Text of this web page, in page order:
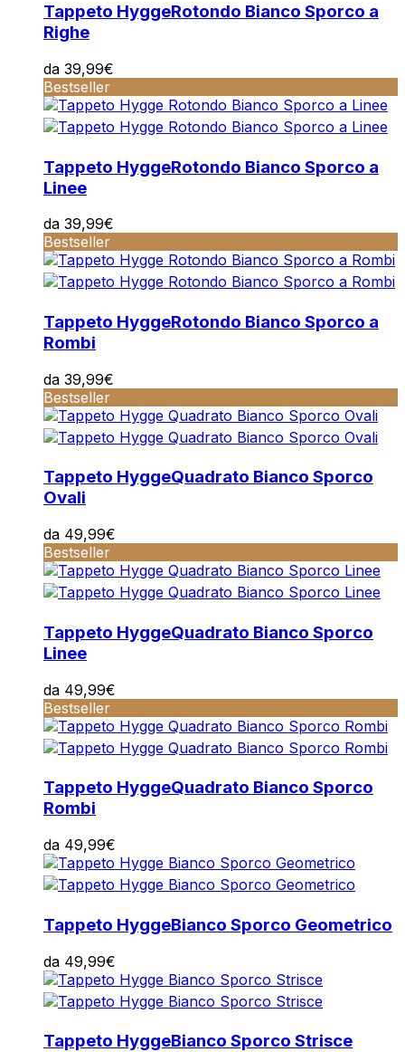
Tappeto HyggeRotondo Bianco Sporco a
Righe
da 39,99€
Bestseller
Tappeto HyggeRotondo Bianco Sporco a
Linee
da 39,99€
Bestseller
Tappeto HyggeRotondo Bianco Sporco a
Rombi
da 39,99€
Bestseller
Tappeto HyggeQuadrato Bianco Sporco
Ovali
da 49,99€
Bestseller
Tappeto HyggeQuadrato Bianco Sporco
Linee
da 49,99€
Bestseller
Tappeto HyggeQuadrato Bianco Sporco
Rombi
da 49,99€
Tappeto HyggeBianco Sporco Geometrico
da 49,99€
Tappeto HyggeBianco Sporco Strisce